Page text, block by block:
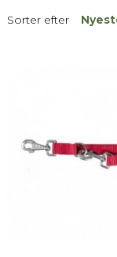
Sorter efter